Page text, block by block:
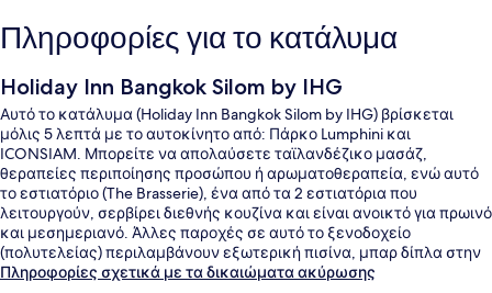
Πληροφορίες για το κατάλυμα
Holiday Inn Bangkok Silom by IHG
Αυτό το κατάλυμα (Holiday Inn Bangkok Silom by IHG) βρίσκεται
μόλις 5 λεπτά με το αυτοκίνητο από: Πάρκο Lumphini και
ICONSIAM. Μπορείτε να απολαύσετε ταϊλανδέζικο μασάζ,
θεραπείες περιποίησης προσώπου ή αρωματοθεραπεία, ενώ αυτό
το εστιατόριο (The Brasserie), ένα από τα 2 εστιατόρια που
λειτουργούν, σερβίρει διεθνής κουζίνα και είναι ανοικτό για πρωινό
και μεσημεριανό. Άλλες παροχές σε αυτό το ξενοδοχείο
(πολυτελείας) περιλαμβάνουν εξωτερική πισίνα, μπαρ δίπλα στην
πισίνα και health club. Άλλοι ταξιδιώτες λατρεύουν το εξυπηρετικό
Πληροφορίες σχετικά με τα δικαιώματα ακύρωσης